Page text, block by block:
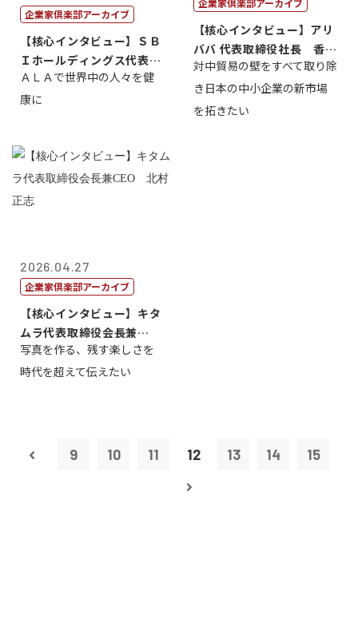
企業家倶楽部アーカイブ
【核心インタビュー】ＳＢ
Ｉホールディングス代表取
締役執行役員...
ＡＬＡで世界中の人々を健
康に
企業家倶楽部アーカイブ
【核心インタビュー】アリ
ババ 代表取締役社長 香
山 誠
対中貿易の壁をすべて取り除
き日本の中小企業の新市場
を拓きたい
2026.04.27
企業家倶楽部アーカイブ
【核心インタビュー】キタ
ムラ代表取締役会長兼
CEO 北村正志
写真を作る、残す楽しさを
時代を超えて伝えたい
9 10 11 12 13 14 15